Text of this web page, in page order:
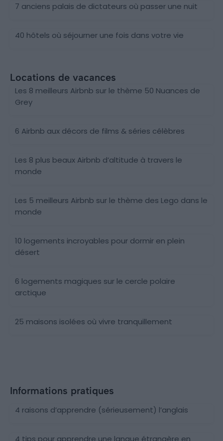
7 anciens palais de dictateurs où passer une nuit
40 hôtels où séjourner une fois dans votre vie
Locations de vacances
Les 8 meilleurs Airbnb sur le thème 50 Nuances de
Grey
6 Airbnb aux décors de films & séries célèbres
Les 8 plus beaux Airbnb d’altitude à travers le
monde
Les 5 meilleurs Airbnb sur le thème des Lego dans le
monde
10 logements incroyables pour dormir en plein
désert
6 logements magiques sur le cercle polaire
arctique
25 maisons isolées où vivre tranquillement
Informations pratiques
4 raisons d’apprendre (sérieusement) l’anglais
4 tips pour apprendre une langue étrangère en